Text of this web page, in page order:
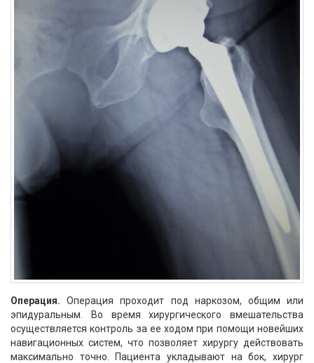
Операция. Операция проходит под наркозом, общим или
эпидуральным. Во время хирургического вмешательства
осуществляется контроль за ее ходом при помощи новейших
навигационных систем, что позволяет хирургу действовать
максимально точно. Пациента укладывают на бок, хирург